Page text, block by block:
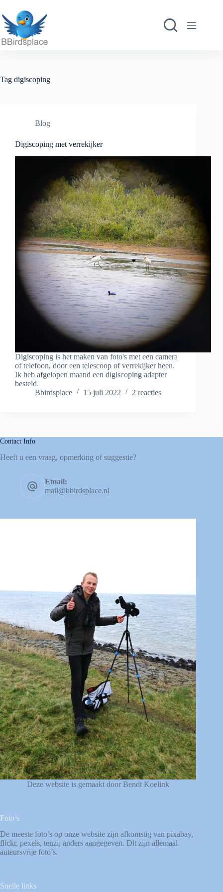
naar
de
inhoud
Tag digiscoping
Blog
Digiscoping met verrekijker
Digiscoping is het maken van foto's met een camera
of telefoon, door een telescoop of verrekijker heen.
Ik heb afgelopen maand een digiscoping adapter
besteld.
Bbirdsplace
15 juli 2022 2 reacties
Contact Info
Heeft u een vraag, opmerking of suggestie?
Email:
mail@bbirdsplace.nl
Deze website is gemaakt door Bendt Koelink
Foto’s
De meeste foto’s op onze website zijn afkomstig van pixabay,
flickr, pexels, tenzij anders aangegeven. Dit zijn allemaal
auteursvrije foto’s.
Snelle links